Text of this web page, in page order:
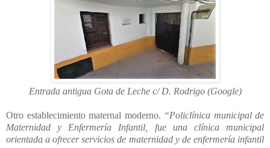
Entrada antigua Gota de Leche c/ D. Rodrigo (Google)
Otro establecimiento maternal moderno. “Policlínica municipal de
Maternidad y Enfermería Infantil, fue una clínica municipal
orientada a ofrecer servicios de maternidad y de enfermería infantil